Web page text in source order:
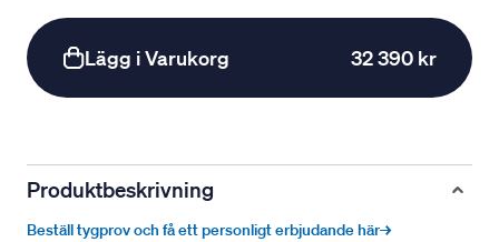
Lägg i Varukorg 32 390 kr
Produktbeskrivning
Beställ tygprov och få ett personligt erbjudande här→